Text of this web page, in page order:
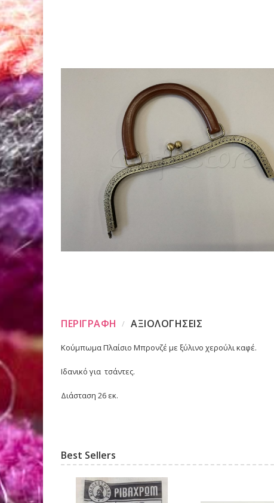
ΠΕΡΙΓΡΑΦΗ ΑΞΙΟΛΟΓΗΣΕΙΣ
Κούμπωμα Πλαίσιο Μπρονζέ με ξύλινο χερούλι καφέ.
Ιδανικό για τσάντες.
Διάσταση 26 εκ.
Best Sellers